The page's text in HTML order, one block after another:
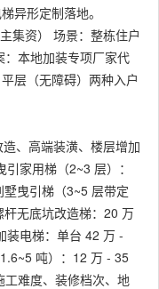
异形定制落地。
集资） 场景：整栋住户
本地加装专项厂家代
层（无障碍）两种入户
、高端装潢、楼层增加
家用梯（2~3 层）：
曳引梯（3~5 层带定
无底坑改造梯：20 万
装电梯：单台 42 万 -
吨）：12 万 - 35
难度、装修档次、地